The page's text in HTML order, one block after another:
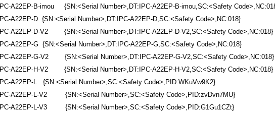
IPC-A22EP-B-imou {SN:<Serial Number>,DT:IPC-A22EP-B-imou,SC:<Safety
IPC-A22EP-D {SN:<Serial Number>,DT:IPC-A22EP-D,SC:<Safety Code>,NC:018}
IPC-A22EP-D-V2 {SN:<Serial Number>,DT:IPC-A22EP-D-V2,SC:<Safety Code>,NC:018}
IPC-A22EP-G {SN:<Serial Number>,DT:IPC-A22EP-G,SC:<Safety Code>,NC:018}
IPC-A22EP-G-V2 {SN:<Serial Number>,DT:IPC-A22EP-G-V2,SC:<Safety Code>,NC:018}
IPC-A22EP-H-V2 {SN:<Serial Number>,DT:IPC-A22EP-H-V2,SC:<Safety Code>,NC:018}
IPC-A22EP-L {SN:<Serial Number>,SC:<Safety Code>,PID:WKuVw9K2}
IPC-A22EP-L-V2 {SN:<Serial Number>,SC:<Safety Code>,PID:zvDvn7MU}
IPC-A22EP-L-V3 {SN:<Serial Number>,SC:<Safety Code>,PID:G1Gu1CZt}